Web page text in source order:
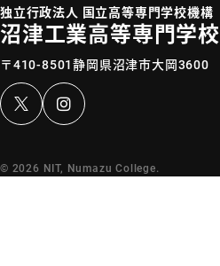
独立行政法人 国立高等専門学校機構
沼津工業高等専門学校
〒410-8501静岡県沼津市大岡3600
Instagram
© 2026 NIT, Numazu College.